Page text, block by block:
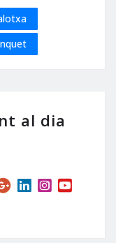
al dia